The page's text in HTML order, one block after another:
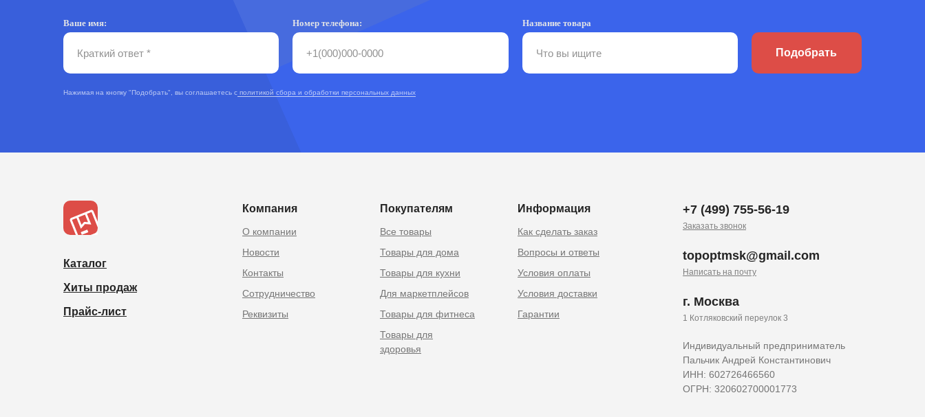
Ваше имя: Номер телефона: Название товара
Подобрать
Нажимая на кнопку "Подобрать", вы соглашаетесь с политикой сбора и обработки персональных данных
Компания Покупателям Информация
Как сделать заказ
Вопросы и ответы
Условия оплаты
Индивидуальный предприниматель
Пальчик Андрей Константинович
ИНН: 602726466560
ОГРН: 320602700001773
Гарантии
Все товары
Товары для дома
Товары для кухни
О компании
Новости
Контакты
Сотрудничество
Для маркетплейсов
Товары для фитнеса
Товары для
здоровья
Реквизиты
+7 (499) 755-56-19
Заказать звонок
topoptmsk@gmail.com
Написать на почту
г. Москва
1 Котляковский переулок 3
Каталог
Хиты продаж
Прайс-лист
Условия доставки